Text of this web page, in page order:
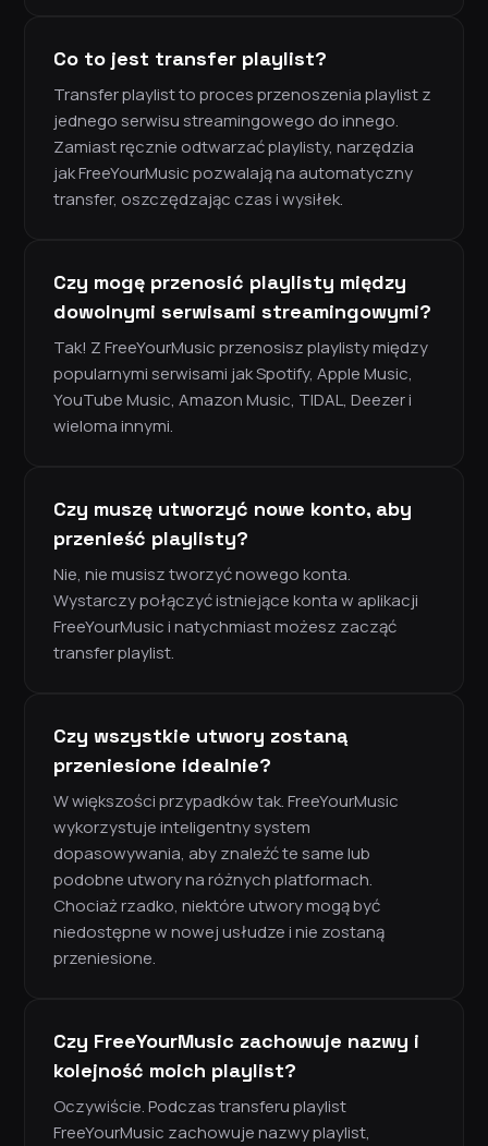
Co to jest transfer playlist?
Transfer playlist to proces przenoszenia playlist z
jednego serwisu streamingowego do innego.
Zamiast ręcznie odtwarzać playlisty, narzędzia
jak FreeYourMusic pozwalają na automatyczny
transfer, oszczędzając czas i wysiłek.
Czy mogę przenosić playlisty między
dowolnymi serwisami streamingowymi?
Tak! Z FreeYourMusic przenosisz playlisty między
popularnymi serwisami jak Spotify, Apple Music,
YouTube Music, Amazon Music, TIDAL, Deezer i
wieloma innymi.
Czy muszę utworzyć nowe konto, aby
przenieść playlisty?
Nie, nie musisz tworzyć nowego konta.
Wystarczy połączyć istniejące konta w aplikacji
FreeYourMusic i natychmiast możesz zacząć
transfer playlist.
Czy wszystkie utwory zostaną
przeniesione idealnie?
W większości przypadków tak. FreeYourMusic
wykorzystuje inteligentny system
dopasowywania, aby znaleźć te same lub
podobne utwory na różnych platformach.
Chociaż rzadko, niektóre utwory mogą być
niedostępne w nowej usłudze i nie zostaną
przeniesione.
Czy FreeYourMusic zachowuje nazwy i
kolejność moich playlist?
Oczywiście. Podczas transferu playlist
FreeYourMusic zachowuje nazwy playlist,